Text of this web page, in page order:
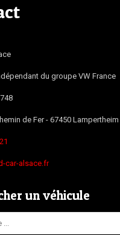
du groupe VW France
de Fer - 67450 Lampertheim
car-alsace.fr
un véhicule